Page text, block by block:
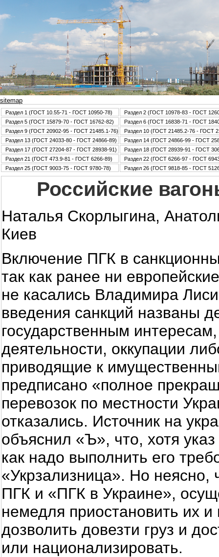
sitemap
Раздел 1 (ГОСТ 10.55-71 - ГОСТ 10950-78)
Раздел 2 (ГОСТ 10978-83 - ГОСТ
Раздел 5 (ГОСТ 15879-70 - ГОСТ 16762-82)
Раздел 6 (ГОСТ 16838-71 - ГОСТ
Раздел 9 (ГОСТ 20902-95 - ГОСТ 21485.1-76)
Раздел 10 (ГОСТ 21485.2-76 - ГОСТ
Раздел 13 (ГОСТ 24033-80 - ГОСТ 24866-89)
Раздел 14 (ГОСТ 24866-99 - ГОСТ
Раздел 17 (ГОСТ 27204-87 - ГОСТ 28938-91)
Раздел 18 (ГОСТ 28939-91 - ГОСТ
Раздел 21 (ГОСТ 473.9-81 - ГОСТ 6266-89)
Раздел 22 (ГОСТ 6266-97 - ГОСТ
Раздел 25 (ГОСТ 9003-75 - ГОСТ 9780-78)
Раздел 26 (ГОСТ 9818-85 - ГОСТ
Российские
Наталья Скорлыгина,
Киев
Включение ПГК в
так как ранее ни
не касались Владимира
введения санкций названы
государственным
деятельности, оккупации
приводящие к
предписано «полное
перевозок по местности
отказались. Источник на
объяснил «Ъ», что, хотя
как надо выполнить его
«Укрзализница». Но неясно,
ПГК и «ПГК в Украине»,
немедля приостановить их
дозволить довезти груз и
или национализировать.